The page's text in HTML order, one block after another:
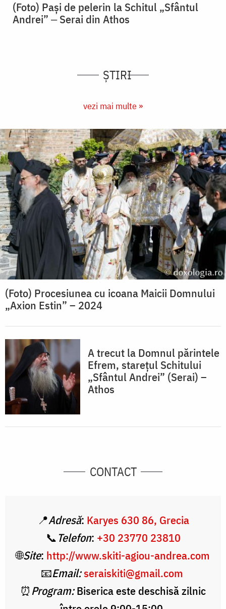
(Foto) Pași de pelerin la Schitul „Sfântul
Andrei” ‒ Serai din Athos
ȘTIRI
vezi mai multe »
(Foto) Procesiunea cu icoana Maicii Domnului
„Axion Estin” – 2024
A trecut la Domnul părintele
Efrem, starețul Schitului
„Sfântul Andrei” (Serai) –
Athos
CONTACT
📍Adresă: Karyes 630 86, Grecia
📞 Telefon: +30 23770 23810
🌐Site: http://www.skiti-agiou-andrea.com
📧Email: seraiskiti@gmail.com
⏰Program:Biserica este deschisă zilnic